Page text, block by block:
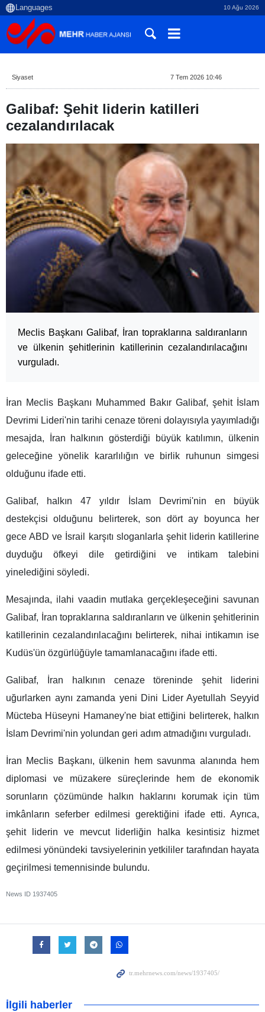
10 Ağu 2026
Siyaset 7 Tem 2026 10:46
Galibaf: Şehit liderin katilleri
cezalandırılacak
Meclis Başkanı Galibaf, İran topraklarına saldıranların
ve ülkenin şehitlerinin katillerinin cezalandırılacağını
vurguladı.
İran Meclis Başkanı Muhammed Bakır Galibaf, şehit İslam
Devrimi Lideri'nin tarihi cenaze töreni dolayısıyla yayımladığı
mesajda, İran halkının gösterdiği büyük katılımın, ülkenin
geleceğine yönelik kararlılığın ve birlik ruhunun simgesi
olduğunu ifade etti.
Galibaf, halkın 47 yıldır İslam Devrimi'nin en büyük
destekçisi olduğunu belirterek, son dört ay boyunca her
gece ABD ve İsrail karşıtı sloganlarla şehit liderin katillerine
duyduğu öfkeyi dile getirdiğini ve intikam talebini
yinelediğini söyledi.
Mesajında, ilahi vaadin mutlaka gerçekleşeceğini savunan
Galibaf, İran topraklarına saldıranların ve ülkenin şehitlerinin
katillerinin cezalandırılacağını belirterek, nihai intikamın ise
Kudüs'ün özgürlüğüyle tamamlanacağını ifade etti.
Galibaf, İran halkının cenaze töreninde şehit liderini
uğurlarken aynı zamanda yeni Dini Lider Ayetullah Seyyid
Mücteba Hüseyni Hamaney'ne biat ettiğini belirterek, halkın
İslam Devrimi'nin yolundan geri adım atmadığını vurguladı.
İran Meclis Başkanı, ülkenin hem savunma alanında hem
diplomasi ve müzakere süreçlerinde hem de ekonomik
sorunların çözümünde halkın haklarını korumak için tüm
imkânların seferber edilmesi gerektiğini ifade etti. Ayrıca,
şehit liderin ve mevcut liderliğin halka kesintisiz hizmet
edilmesi yönündeki tavsiyelerinin yetkililer tarafından hayata
geçirilmesi temennisinde bulundu.
News ID 1937405
İlgili haberler